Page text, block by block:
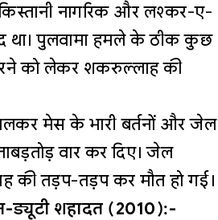
नागरिक और लश्कर-ए-
था। पुलवामा हमले के ठीक कुछ
को लेकर शकरुल्लाह की
मेस के भारी बर्तनों और जेल
वार कर दिए। जेल
की तड़प-तड़प कर मौत हो गई।
ड्यूटी शहादत (2010):-